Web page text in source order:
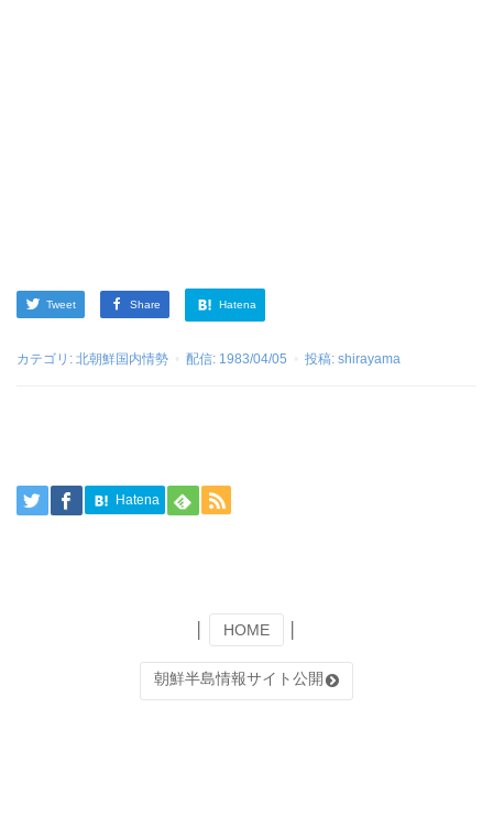
Tweet Share Hatena
カテゴリ: 北朝鮮国内情勢 配信: 1983/04/05 投稿: shirayama
Hatena
HOME
朝鮮半島情報サイト公開